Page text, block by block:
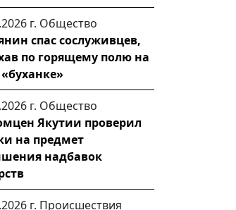
г. Общество
спас сослуживцев,
по горящему полю на
г. Общество
Якутии проверил
на предмет
надбавок
г. Происшествия